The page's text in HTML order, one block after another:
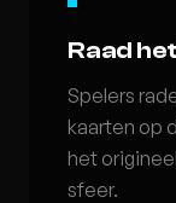
Raad
Spelers
kaarten op
het
sfeer.